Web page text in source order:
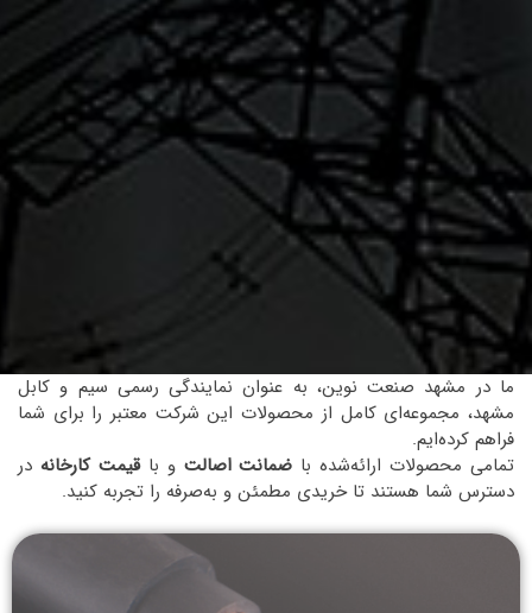
ما در مشهد صنعت نوین، به عنوان نمایندگی رسمی سیم و کابل
مشهد، مجموعه‌ای کامل از محصولات این شرکت معتبر را برای شما
فراهم کرده‌ایم.
تمامی محصولات ارائه‌شده با ضمانت اصالت و باقیمت کارخانه در
دسترس شما هستند تا خریدی مطمئن و به‌صرفه را تجربه کنید.